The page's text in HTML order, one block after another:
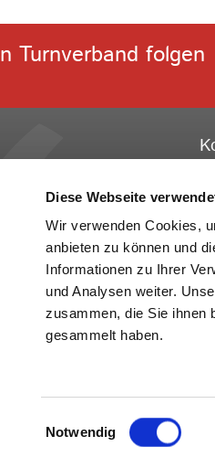
Diese Webseite
Wir verwenden Cookies,
anbieten zu können und
Informationen zu Ihrer
und Analysen weiter.
zusammen, die Sie ihnen
gesammelt haben.
Einwilligungsauswahl
Notwendig
Turnverband folgen